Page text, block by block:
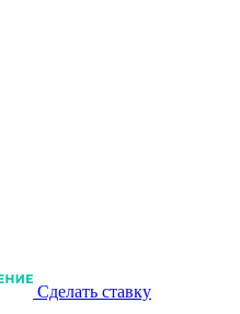
Сделать ставку